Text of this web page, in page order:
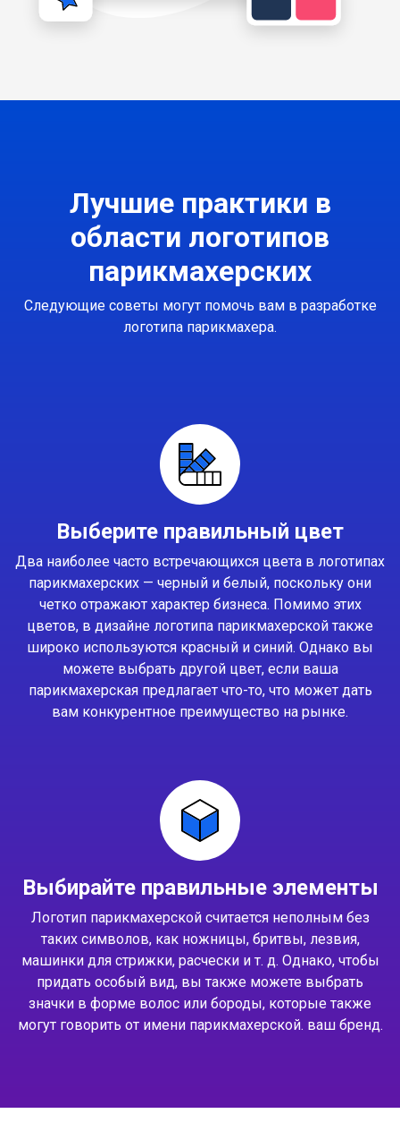
Лучшие практики в
области логотипов
парикмахерских
Следующие советы могут помочь вам в разработке
логотипа парикмахера.
Выберите правильный цвет
Два наиболее часто встречающихся цвета в логотипах
парикмахерских — черный и белый, поскольку они
четко отражают характер бизнеса. Помимо этих
цветов, в дизайне логотипа парикмахерской также
широко используются красный и синий. Однако вы
можете выбрать другой цвет, если ваша
парикмахерская предлагает что-то, что может дать
вам конкурентное преимущество на рынке.
Выбирайте правильные элементы
Логотип парикмахерской считается неполным без
таких символов, как ножницы, бритвы, лезвия,
машинки для стрижки, расчески и т. д. Однако, чтобы
придать особый вид, вы также можете выбрать
значки в форме волос или бороды, которые также
могут говорить от имени парикмахерской. ваш бренд.